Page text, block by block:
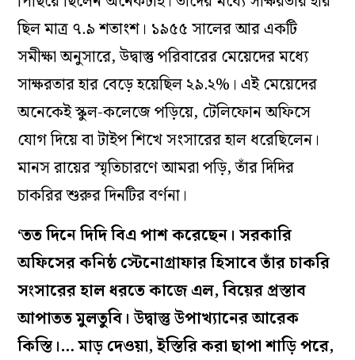
ছিল মাত্র ৭.৯ শতাংশ। ১৯৫৫ সালের আর একটি
সমীক্ষা অনুসারে, উদ্বাস্তু পরিবারের মেয়েদের মধ্যে
সাক্ষরতার হার বেড়ে হয়েছিল ২৯.২%। এই মেয়েদের
অনেকেই স্কুল-কলেজে পড়িয়ে, টেলিফোন অফিসে
যোগ দিয়ে বা টাইপ শিখে সংসারের হাল ধরেছিলেন।
মানস রায়ের স্মৃতিচারণে আমরা পড়ি, তাঁর দিদির
চাকরির শুরুর দিনটির বর্ণনা।
‘তত দিনে দিদি বিএ পাশ করেছেন। সরকারি
অফিসের কনিষ্ঠ স্টেনোগ্রাফার হিসাবে তাঁর চাকরি
সংসারের হাল ধরতে কাজে এল, বিয়ের প্রস্তাব
আপাতত মুলতুবি। উদ্বাস্তু উপাখ্যানের আরেক
কিস্তি।… মাড় দেওয়া, ইস্তিরি করা ছাপা শাড়ি পরে,